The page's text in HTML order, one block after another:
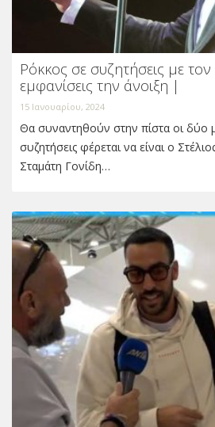
Ρόκκος σε συζητήσεις με τον
εμφανίσεις την άνοιξη |
15 Ιανουαρίου, 2024
Θα συναντηθούν στην πίστα οι δύο
συζητήσεις φέρεται να είναι ο
Σταμάτη Γονίδη…